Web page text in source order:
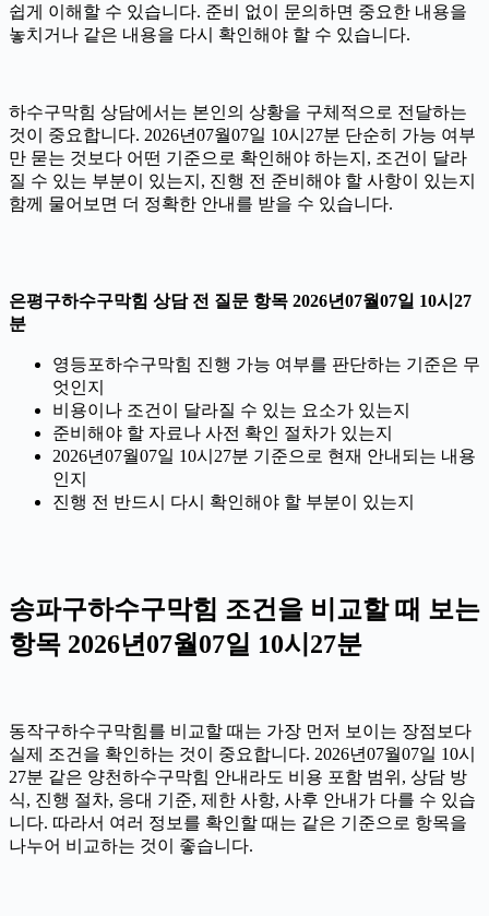
쉽게 이해할 수 있습니다. 준비 없이 문의하면 중요한 내용을
놓치거나 같은 내용을 다시 확인해야 할 수 있습니다.
하수구막힘 상담에서는 본인의 상황을 구체적으로 전달하는
것이 중요합니다. 2026년07월07일 10시27분 단순히 가능 여부
만 묻는 것보다 어떤 기준으로 확인해야 하는지, 조건이 달라
질 수 있는 부분이 있는지, 진행 전 준비해야 할 사항이 있는지
함께 물어보면 더 정확한 안내를 받을 수 있습니다.
은평구하수구막힘 상담 전 질문 항목 2026년07월07일 10시27
분
영등포하수구막힘 진행 가능 여부를 판단하는 기준은 무
엇인지
비용이나 조건이 달라질 수 있는 요소가 있는지
준비해야 할 자료나 사전 확인 절차가 있는지
2026년07월07일 10시27분 기준으로 현재 안내되는 내용
인지
진행 전 반드시 다시 확인해야 할 부분이 있는지
송파구하수구막힘 조건을 비교할 때 보는
항목 2026년07월07일 10시27분
동작구하수구막힘를 비교할 때는 가장 먼저 보이는 장점보다
실제 조건을 확인하는 것이 중요합니다. 2026년07월07일 10시
27분 같은 양천하수구막힘 안내라도 비용 포함 범위, 상담 방
식, 진행 절차, 응대 기준, 제한 사항, 사후 안내가 다를 수 있습
니다. 따라서 여러 정보를 확인할 때는 같은 기준으로 항목을
나누어 비교하는 것이 좋습니다.